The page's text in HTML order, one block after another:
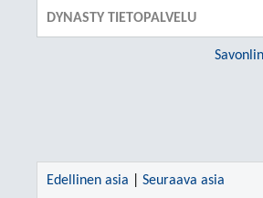
DYNASTY TIETOPALVELU
Edellinen asia Seuraava asia